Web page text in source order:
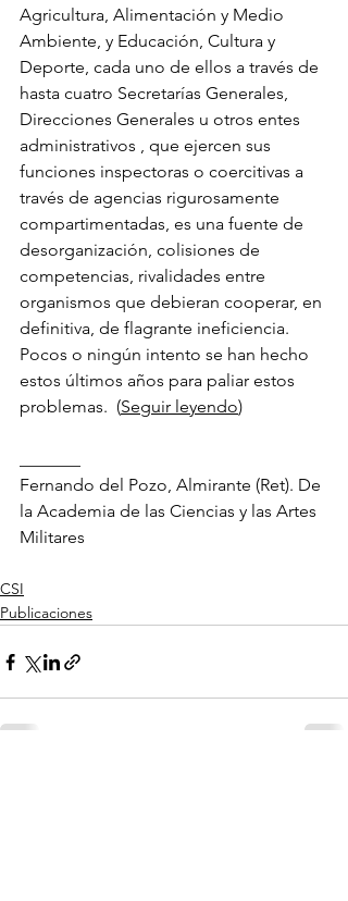
Agricultura, Alimentación y Medio
Ambiente, y Educación, Cultura y
Deporte, cada uno de ellos a través de
hasta cuatro Secretarías Generales,
Direcciones Generales u otros entes
administrativos , que ejercen sus
funciones inspectoras o coercitivas a
través de agencias rigurosamente
compartimentadas, es una fuente de
desorganización, colisiones de
competencias, rivalidades entre
organismos que debieran cooperar, en
definitiva, de flagrante ineficiencia.
Pocos o ningún intento se han hecho
estos últimos años para paliar estos
problemas.  (Seguir leyendo)
Fernando del Pozo, Almirante (Ret). De
la Academia de las Ciencias y las Artes
Militares
CSI
Publicaciones